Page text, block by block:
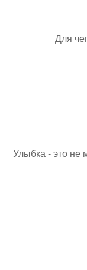
Для
Улыбка - это не